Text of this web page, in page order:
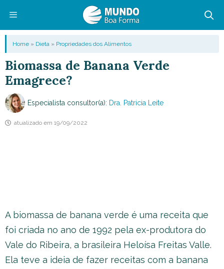
conteúdo
Menu
Home » Dieta » Propriedades dos Alimentos
Biomassa de Banana Verde
Emagrece?
Especialista consultor(a): Dra. Patricia Leite
atualizado em 19/09/2022
A biomassa de banana verde é uma receita que
foi criada no ano de 1992 pela ex-produtora do
Vale do Ribeira, a brasileira Heloísa Freitas Valle.
Ela teve a ideia de fazer receitas com a banana